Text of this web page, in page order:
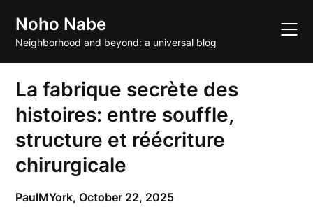
content
Noho Nabe
Neighborhood and beyond: a universal blog
La fabrique secrète des
histoires: entre souffle,
structure et réécriture
chirurgicale
PaulMYork,October 22, 2025